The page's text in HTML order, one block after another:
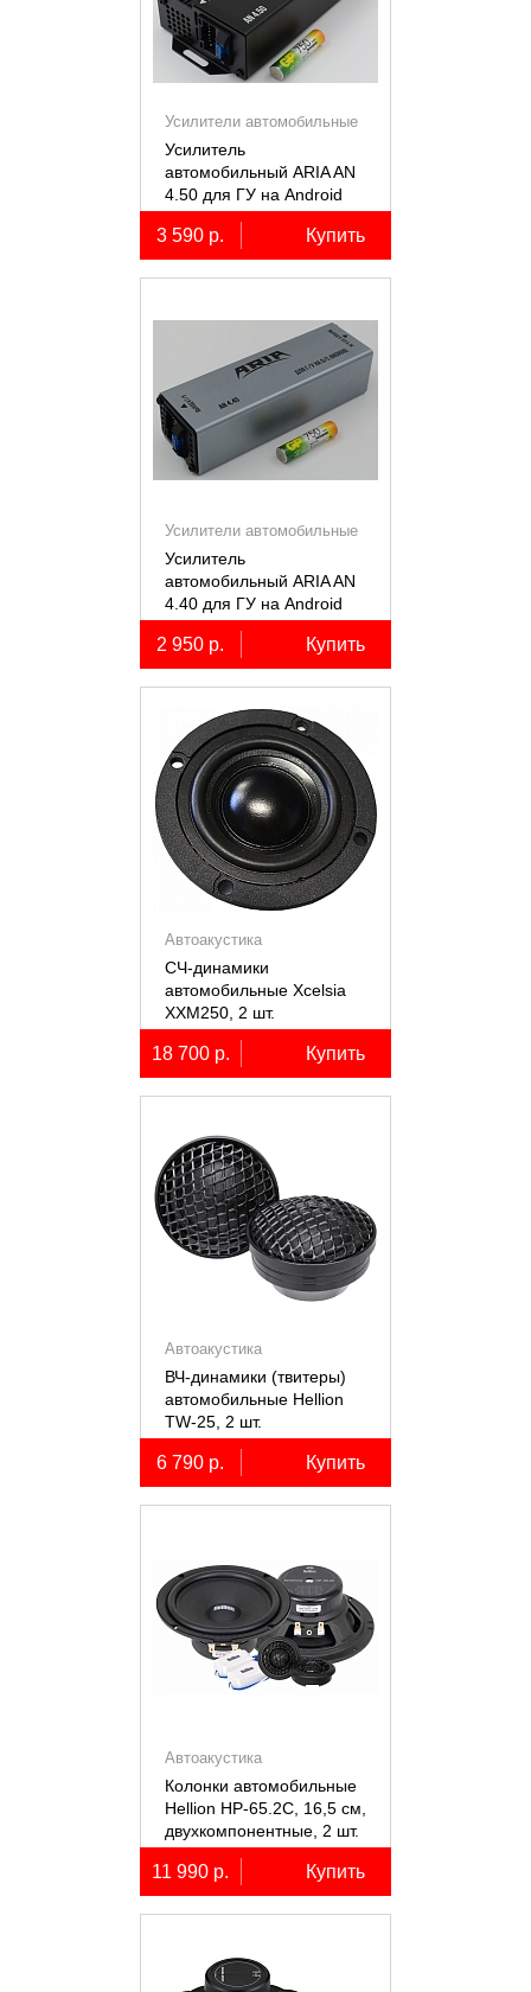
Усилители автомобильные
Усилитель
автомобильный ARIA AN
4.50 для ГУ на Android
3 590 р. Купить
Усилители автомобильные
Усилитель
автомобильный ARIA AN
4.40 для ГУ на Android
2 950 р. Купить
Автоакустика
СЧ-динамики
автомобильные Xcelsia
XXM250, 2 шт.
18 700 р. Купить
Автоакустика
ВЧ-динамики (твитеры)
автомобильные Hellion
TW-25, 2 шт.
6 790 р. Купить
Автоакустика
Колонки автомобильные
Hellion HP-65.2С, 16,5 см,
двухкомпонентные, 2 шт.
11 990 р. Купить